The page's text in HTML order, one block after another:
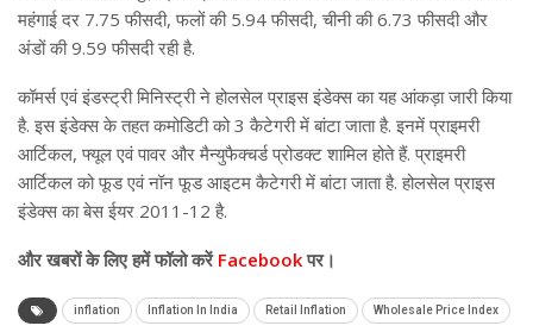
महंगाई दर 7.75 फीसदी, फलों की 5.94 फीसदी, चीनी की 6.73 फीसदी और
अंडों की 9.59 फीसदी रही है.
कॉमर्स एवं इंडस्ट्री मिनिस्ट्री ने होलसेल प्राइस इंडेक्स का यह आंकड़ा जारी किया
है. इस इंडेक्स के तहत कमोडिटी को 3 कैटेगरी में बांटा जाता है. इनमें प्राइमरी
आर्टिकल, फ्यूल एवं पावर और मैन्युफैक्चर्ड प्रोडक्ट शामिल होते हैं. प्राइमरी
आर्टिकल को फूड एवं नॉन फूड आइटम कैटेगरी में बांटा जाता है. होलसेल प्राइस
इंडेक्स का बेस ईयर 2011-12 है.
और खबरों के लिए हमें फॉलो करेंFacebookपर।
inflation Inflation In India Retail Inflation Wholesale Price Index